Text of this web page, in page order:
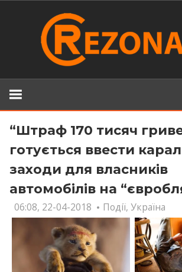
“Штраф 170 тисяч
готується ввести
заходи для власників
автомобілів на
06:08, 22-04-2018 Події,Україна